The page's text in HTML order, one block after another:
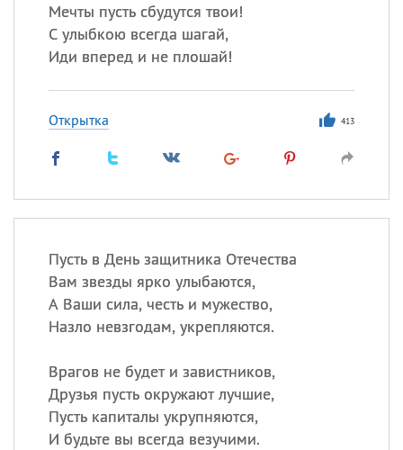
Мечты пусть сбудутся твои!
С улыбкою всегда шагай,
Иди вперед и не плошай!
Открытка 413
Пусть в День защитника Отечества
Вам звезды ярко улыбаются,
А Ваши сила, честь и мужество,
Назло невзгодам, укрепляются.
Врагов не будет и завистников,
Друзья пусть окружают лучшие,
Пусть капиталы укрупняются,
И будьте вы всегда везучими.